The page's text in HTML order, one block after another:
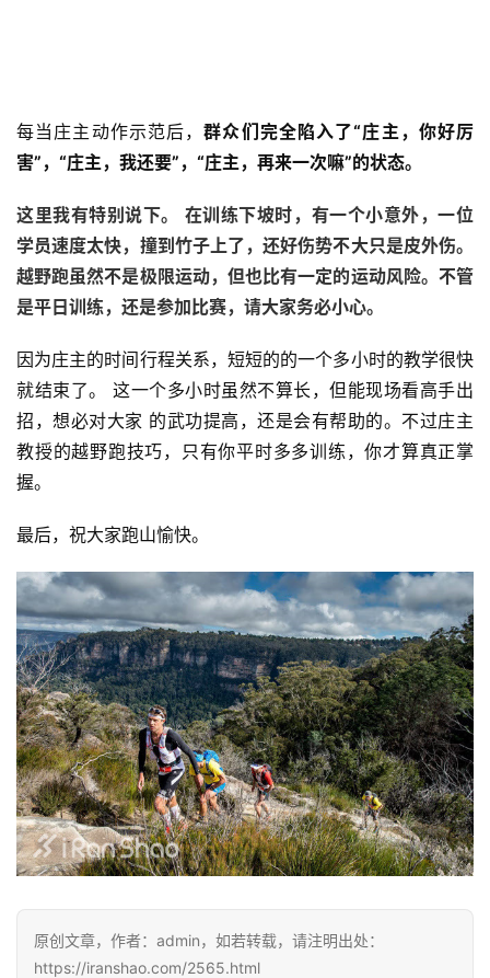
比
赛
观
装
备
训
练
频
用
户
精
选
运
动
集
每当庄主动作示范后，群众们完全陷入了“庄主，你好厉
害”，“庄主，我还要”，“庄主，再来一次嘛”的状态。
这里我有特别说下。 在训练下坡时，有一个小意外，一位
学员速度太快，撞到竹子上了，还好伤势不大只是皮外伤。
越野跑虽然不是极限运动，但也比有一定的运动风险。不管
是平日训练，还是参加比赛，请大家务必小心。
因为庄主的时间行程关系，短短的的一个多小时的教学很快
就结束了。 这一个多小时虽然不算长，但能现场看高手出
招，想必对大家 的武功提高，还是会有帮助的。不过庄主
教授的越野跑技巧，只有你平时多多训练，你才算真正掌
握。
最后，祝大家跑山愉快。
原创文章，作者：admin，如若转载，请注明出处：
https://iranshao.com/2565.html